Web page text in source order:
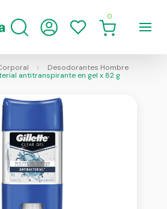
0
Desodorantes Hombre
antitranspirante en gel x 82 g